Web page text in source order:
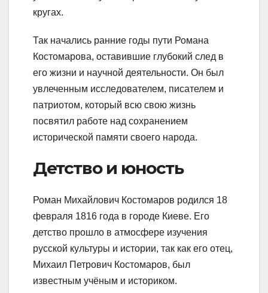
кругах.
Так начались ранние годы пути Романа
Костомарова, оставившие глубокий след в
его жизни и научной деятельности. Он был
увлеченным исследователем, писателем и
патриотом, который всю свою жизнь
посвятил работе над сохранением
исторической памяти своего народа.
Детство и юность
Роман Михайлович Костомаров родился 18
февраля 1816 года в городе Киеве. Его
детство прошло в атмосфере изучения
русской культуры и истории, так как его отец,
Михаил Петрович Костомаров, был
известным учёным и историком.